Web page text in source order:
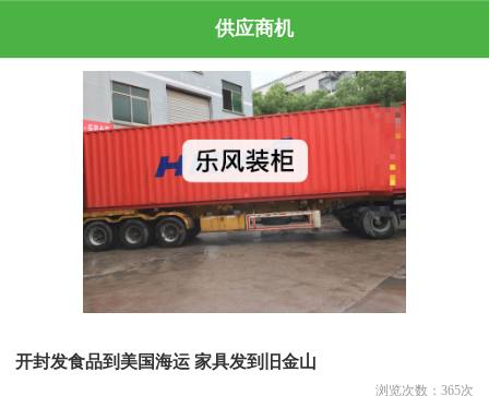
供应商机
开封发食品到美国海运 家具发到旧金山
浏览次数： 365次